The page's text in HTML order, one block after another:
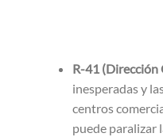
R-41
inesperadas y
centros
puede paralizar